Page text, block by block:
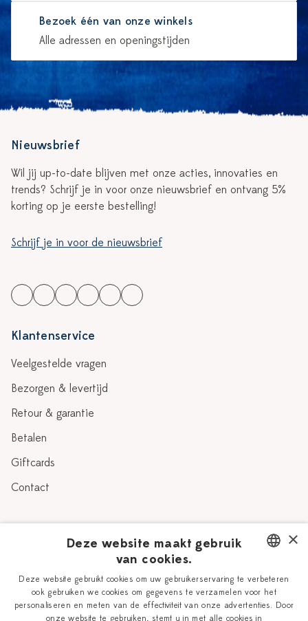
Bezoek één van onze winkels
Alle adressen en openingstijden
Nieuwsbrief
Wil jij up-to-date blijven met onze acties, innovaties en
trends? Schrijf je in voor onze nieuwsbrief en ontvang 5%
korting op je eerste bestelling!
Schrijf je in voor de nieuwsbrief
Klantenservice
Veelgestelde vragen
Bezorgen & levertijd
Retour & garantie
Betalen
Giftcards
Contact
Verhaal
Onze plateelschilders
Delfts Blauw
Workshops
Vacatures
DUTCH
ENGLISH
×
Deze website maakt gebruik
van cookies.
Deze website gebruikt cookies om uw gebruikerservaring te verbeteren
ook gebruiken we cookies om gegevens te verzamelen voor het
personaliseren en meten van de effectiviteit van onze advertenties. Door
onze website te gebruiken, stemt u in met alle cookies in